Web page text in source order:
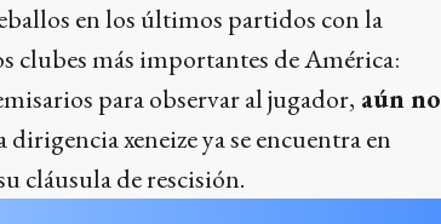
en los últimos partidos con la
clubes más importantes de América:
para observar al jugador, aún no
dirigencia xeneize ya se encuentra en
cláusula de rescisión.